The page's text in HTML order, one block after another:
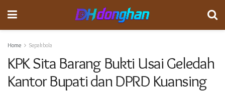
Home Sepakbola
KPK Sita Barang Bukti Usai Geledah
Kantor Bupati dan DPRD Kuansing